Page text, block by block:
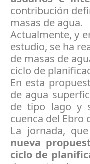
contribución
masas de agua.
Actualmente, y
estudio, se ha
de masas de
ciclo de
En esta
de agua
de tipo lago y
cuenca del Ebro
La jornada,
nueva
ciclo de